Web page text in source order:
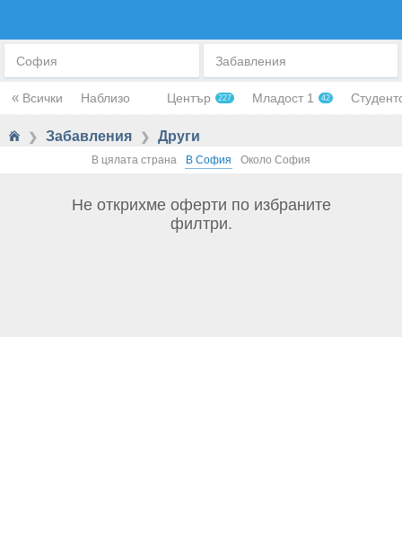
София Забавления
« Всички Наблизо Център 227 Младост 1 42
❯ Забавления ❯ Други
В цялата страна В София Около София
Не открихме оферти по избраните
филтри.